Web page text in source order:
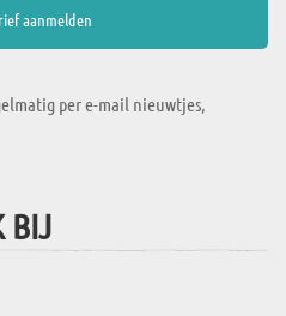
per e-mail nieuwtjes,
BIJ